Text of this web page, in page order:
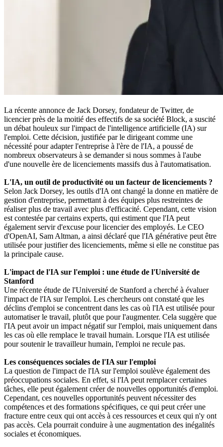
La récente annonce de Jack Dorsey, fondateur de Twitter, de
licencier près de la moitié des effectifs de sa société Block, a suscité
un débat houleux sur l'impact de l'intelligence artificielle (IA) sur
l'emploi. Cette décision, justifiée par le dirigeant comme une
nécessité pour adapter l'entreprise à l'ère de l'IA, a poussé de
nombreux observateurs à se demander si nous sommes à l'aube
d'une nouvelle ère de licenciements massifs dus à l'automatisation.
L'IA, un outil de productivité ou un facteur de licenciements ?
Selon Jack Dorsey, les outils d'IA ont changé la donne en matière de
gestion d'entreprise, permettant à des équipes plus restreintes de
réaliser plus de travail avec plus d'efficacité. Cependant, cette vision
est contestée par certains experts, qui estiment que l'IA peut
également servir d'excuse pour licencier des employés. Le CEO
d'OpenAI, Sam Altman, a ainsi déclaré que l'IA générative peut être
utilisée pour justifier des licenciements, même si elle ne constitue pas
la principale cause.
L'impact de l'IA sur l'emploi : une étude de l'Université de
Stanford
Une récente étude de l'Université de Stanford a cherché à évaluer
l'impact de l'IA sur l'emploi. Les chercheurs ont constaté que les
déclins d'emploi se concentrent dans les cas où l'IA est utilisée pour
automatiser le travail, plutôt que pour l'augmenter. Cela suggère que
l'IA peut avoir un impact négatif sur l'emploi, mais uniquement dans
les cas où elle remplace le travail humain. Lorsque l'IA est utilisée
pour soutenir le travailleur humain, l'emploi ne recule pas.
Les conséquences sociales de l'IA sur l'emploi
La question de l'impact de l'IA sur l'emploi soulève également des
préoccupations sociales. En effet, si l'IA peut remplacer certaines
tâches, elle peut également créer de nouvelles opportunités d'emploi.
Cependant, ces nouvelles opportunités peuvent nécessiter des
compétences et des formations spécifiques, ce qui peut créer une
fracture entre ceux qui ont accès à ces ressources et ceux qui n'y ont
pas accès. Cela pourrait conduire à une augmentation des inégalités
sociales et économiques.